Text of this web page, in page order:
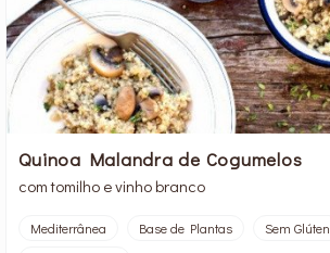
Quinoa Malandra de Cogumelos
com tomilho e vinho branco
Mediterrânea Base de Plantas Sem Glúten